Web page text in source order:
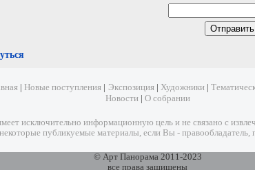
Новые поступления Экспозиция Художники
Новости| О собрании
исключительно информационную цель и не связано с
публикуемые материалы, если Вы - правообладатель,
© Арт Панорама 2011-2023
все права защищены